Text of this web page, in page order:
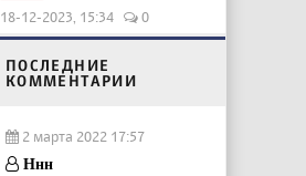
18-12-2023, 15:34 0
ПОСЛЕДНИЕ
КОММЕНТАРИИ
2 марта 2022 17:57
Ннн